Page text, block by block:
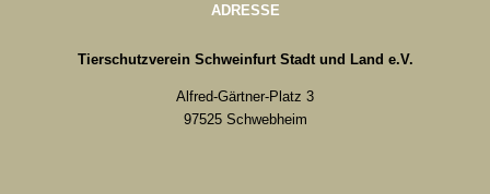
ADRESSE
Tierschutzverein Schweinfurt Stadt und Land e.V.
Alfred-Gärtner-Platz 3
97525 Schwebheim